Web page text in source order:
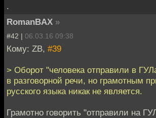
.
RomanBAX »
#42 | 06.03.16 09:38
Кому: ZB, #39
> Оборот "человека отправили в
в разговорной речи, но грамотным
русского языка никак не является.
Грамотно говорить "отправили на